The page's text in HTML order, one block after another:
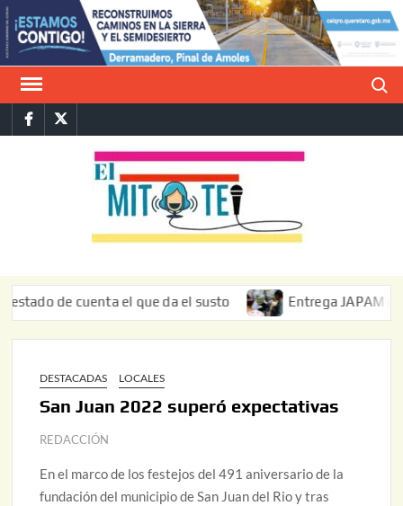
Saltar
al
contenido
FacebookTwitter
de cuenta el que da el susto Entrega JAPAM
DESTACADAS LOCALES
San Juan 2022 superó expectativas
REDACCIÓN
En el marco de los festejos del 491 aniversario de la
fundación del municipio de San Juan del Rio y tras